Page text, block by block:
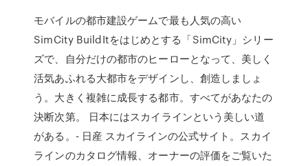
モバイルの都市建設ゲームで最も人気の高い
SimCity BuildItをはじめとする「SimCity」シリー
ズで、自分だけの都市のヒーローとなって、美しく
活気あふれる大都市をデザインし、創造しましょ
う。大きく複雑に成長する都市。すべてがあなたの
決断次第。 日本にはスカイラインという美しい道
がある。- 日産 スカイラインの公式サイト。スカイ
ラインのカタログ情報、オーナーの評価をご覧いた